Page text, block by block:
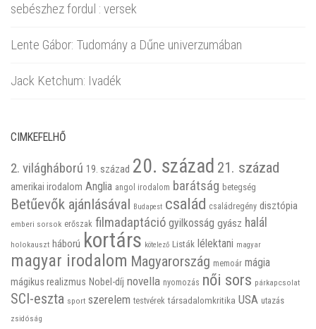
sebészhez fordul : versek
Lente Gábor: Tudomány a Dűne univerzumában
Jack Ketchum: Ivadék
CIMKEFELHŐ
2. világháború 19. század 20. század 21. század
amerikai irodalom Anglia angol irodalom barátság betegség
Betűevők ajánlásával Budapest család családregény disztópia
emberi sorsok erőszak filmadaptáció gyilkosság gyász halál
holokauszt háború kortárs kötelező Listák lélektani magyar
magyar irodalom Magyarország memoár mágia
mágikus realizmus Nobel-díj novella nyomozás női sors párkapcsolat
SCI-eszta sport szerelem testvérek társadalomkritika USA utazás
zsidóság